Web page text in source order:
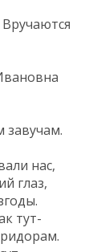
завучам.
нас,
глаз,
тут-